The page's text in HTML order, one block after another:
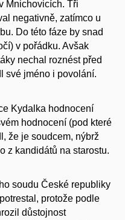
Mnichovicích. Tři
negativně, zatímco u
Do této fáze by snad
v pořádku. Avšak
nechal roznést před
své jméno i povolání.
Kydalka hodnocení
hodnocení (pod které
že je soudcem, nýbrž
z kandidátů na starostu.
soudu České republiky
protože podle
důstojnost